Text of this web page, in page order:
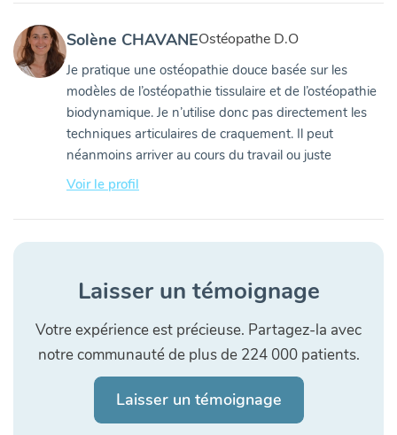
Solène CHAVANEOstéopathe D.O
Je pratique une ostéopathie douce basée sur les
modèles de l’ostéopathie tissulaire et de l’ostéopathie
biodynamique. Je n’utilise donc pas directement les
techniques articulaires de craquement. Il peut
néanmoins arriver au cours du travail ou juste
Voir le profil
Laisser un témoignage
Votre expérience est précieuse. Partagez-la avec
notre communauté de plus de 224 000 patients.
Laisser un témoignage